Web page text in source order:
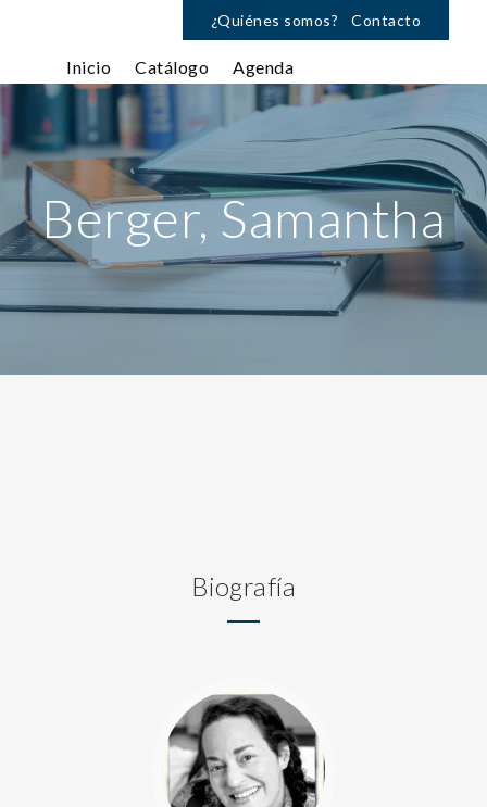
¿Quiénes somos? Contacto
Inicio Catálogo Agenda
Berger, Samantha
Biografía